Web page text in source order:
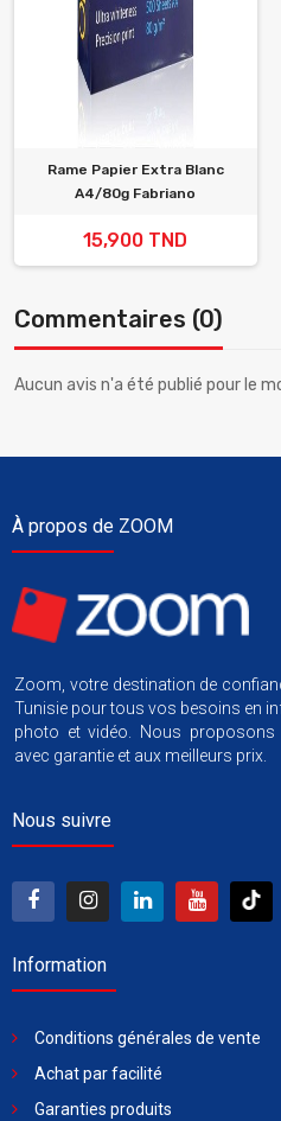
Rame Papier Extra Blanc
A4/80g Fabriano
15,900 TND
Commentaires (0)
Aucun avis n'a été publié pour le
À propos de ZOOM
Zoom, votre destination de
Tunisie pour tous vos besoins en
photo et vidéo. Nous proposons
avec garantie et aux meilleurs prix.
Nous suivre
Information
Conditions générales de vente
Achat par facilité
Garanties produits